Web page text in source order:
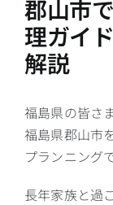
郡山市
理ガイ
解説
福島県の皆さ
福島県郡山市
プランニング
長年家族と過